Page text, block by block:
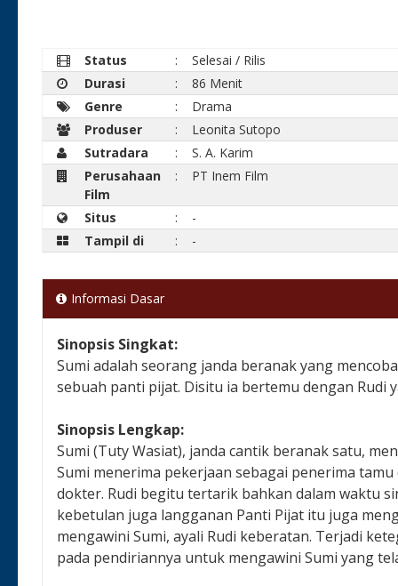
Status :
Selesai / Rilis
Durasi
:
86 Menit
Genre
:
Drama
Produser
:
Leonita Sutopo
Sutradara
:
S. A. Karim
Perusahaan
Film
: PT Inem Film
Situs :
-
Tampil di
: -
Informasi Dasar
Sinopsis Singkat:
Sumi adalah seorang janda beranak yang
sebuah panti pijat. Disitu ia bertemu dengan
Sinopsis Lengkap:
Sumi (Tuty Wasiat), janda cantik beranak satu,
Sumi menerima pekerjaan sebagai penerima
dokter. Rudi begitu tertarik bahkan dalam waktu
kebetulan juga langganan Panti Pijat itu juga
mengawini Sumi, ayali Rudi keberatan. Terjadi
pada pendiriannya untuk mengawini Sumi yang